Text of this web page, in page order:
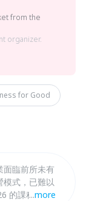
from the
organizer.
for Good
面臨前所未有
模式，已難以
的課程，專
...more